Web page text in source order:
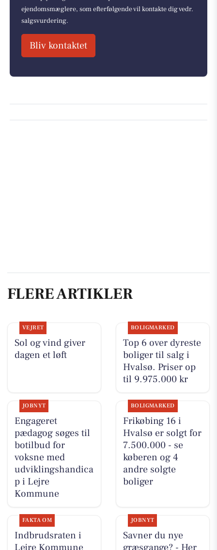
ejendomsmæglere, som efterfølgende vil kontakte dig vedr.
salgsvurdering.
Bliv kontaktet
FLERE ARTIKLER
VEJRET
Sol og vind giver
dagen et løft
BOLIGMARKED
Top 6 over dyreste
boliger til salg i
Hvalsø. Priser op
til 9.975.000 kr
JOBNYT
Engageret
pædagog søges til
botilbud for
voksne med
udviklingshandica
p i Lejre
Kommune
BOLIGMARKED
Frikøbing 16 i
Hvalsø er solgt for
7.500.000 - se
køberen og 4
andre solgte
boliger
FAKTA OM
Indbrudsraten i
JOBNYT
Savner du nye